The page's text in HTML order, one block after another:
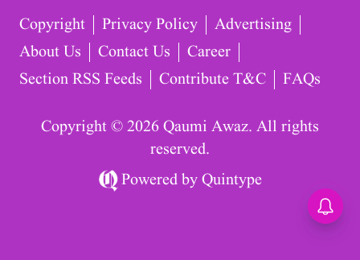
Copyright Privacy Policy
Advertising
About Us
Contact Us
Career
Section RSS Feeds
Contribute T&C FAQs
Copyright © 2026 Qaumi Awaz. All rights
reserved.
Powered byQuintype